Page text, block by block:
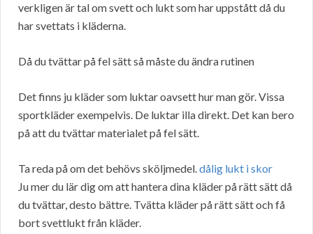
verkligen är tal om svett och lukt som har uppstått då du
har svettats i kläderna.
Då du tvättar på fel sätt så måste du ändra rutinen
Det finns ju kläder som luktar oavsett hur man gör. Vissa
sportkläder exempelvis. De luktar illa direkt. Det kan bero
på att du tvättar materialet på fel sätt.
Ta reda på om det behövs sköljmedel.dålig lukt i skor
Ju mer du lär dig om att hantera dina kläder på rätt sätt då
du tvättar, desto bättre. Tvätta kläder på rätt sätt och få
bort svettlukt från kläder.